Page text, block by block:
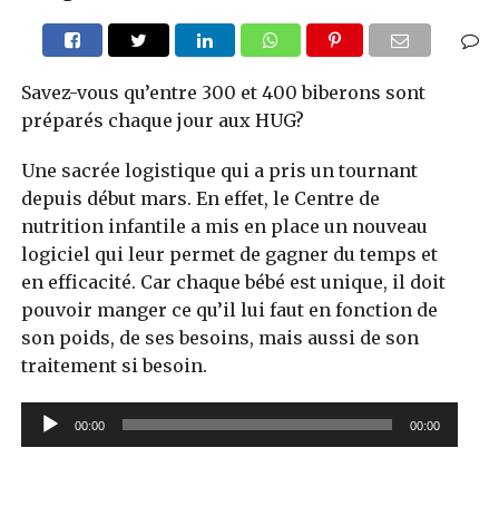
Savez-vous qu’entre 300 et 400 biberons sont
préparés chaque jour aux HUG?
Une sacrée logistique qui a pris un tournant
depuis début mars. En effet, le Centre de
nutrition infantile a mis en place un nouveau
logiciel qui leur permet de gagner du temps et
en efficacité. Car chaque bébé est unique, il doit
pouvoir manger ce qu’il lui faut en fonction de
son poids, de ses besoins, mais aussi de son
traitement si besoin.
Lecteur
audio
00:00 00:00